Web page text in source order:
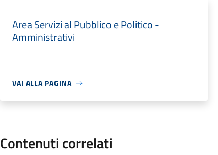
Area Servizi al Pubblico e Politico -
Amministrativi
VAI ALLA PAGINA
Contenuti correlati